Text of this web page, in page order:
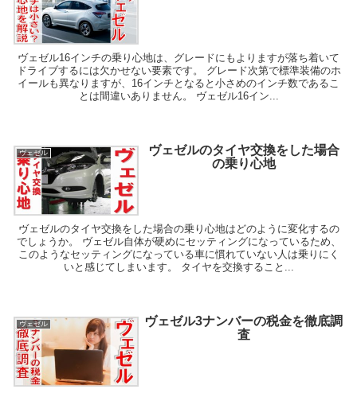
ヴェゼル16インチの乗り心地は、グレードにもよりますが落ち着いて
ドライブするには欠かせない要素です。 グレード次第で標準装備のホ
イールも異なりますが、16インチとなると小さめのインチ数であるこ
とは間違いありません。 ヴェゼル16イン...
ヴェゼル
ヴェゼルのタイヤ交換をした場合
の乗り心地
ヴェゼルのタイヤ交換をした場合の乗り心地はどのように変化するの
でしょうか。 ヴェゼル自体が硬めにセッティングになっているため、
このようなセッティングになっている車に慣れていない人は乗りにく
いと感じてしまいます。 タイヤを交換すること...
ヴェゼル
ヴェゼル3ナンバーの税金を徹底調
査